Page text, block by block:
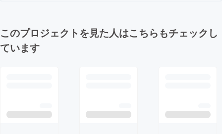
このプロジェクトを見た人はこちらもチェックし
ています